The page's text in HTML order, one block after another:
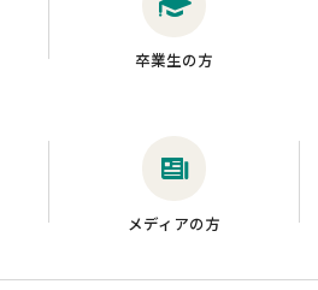
卒業生の方
メディアの方